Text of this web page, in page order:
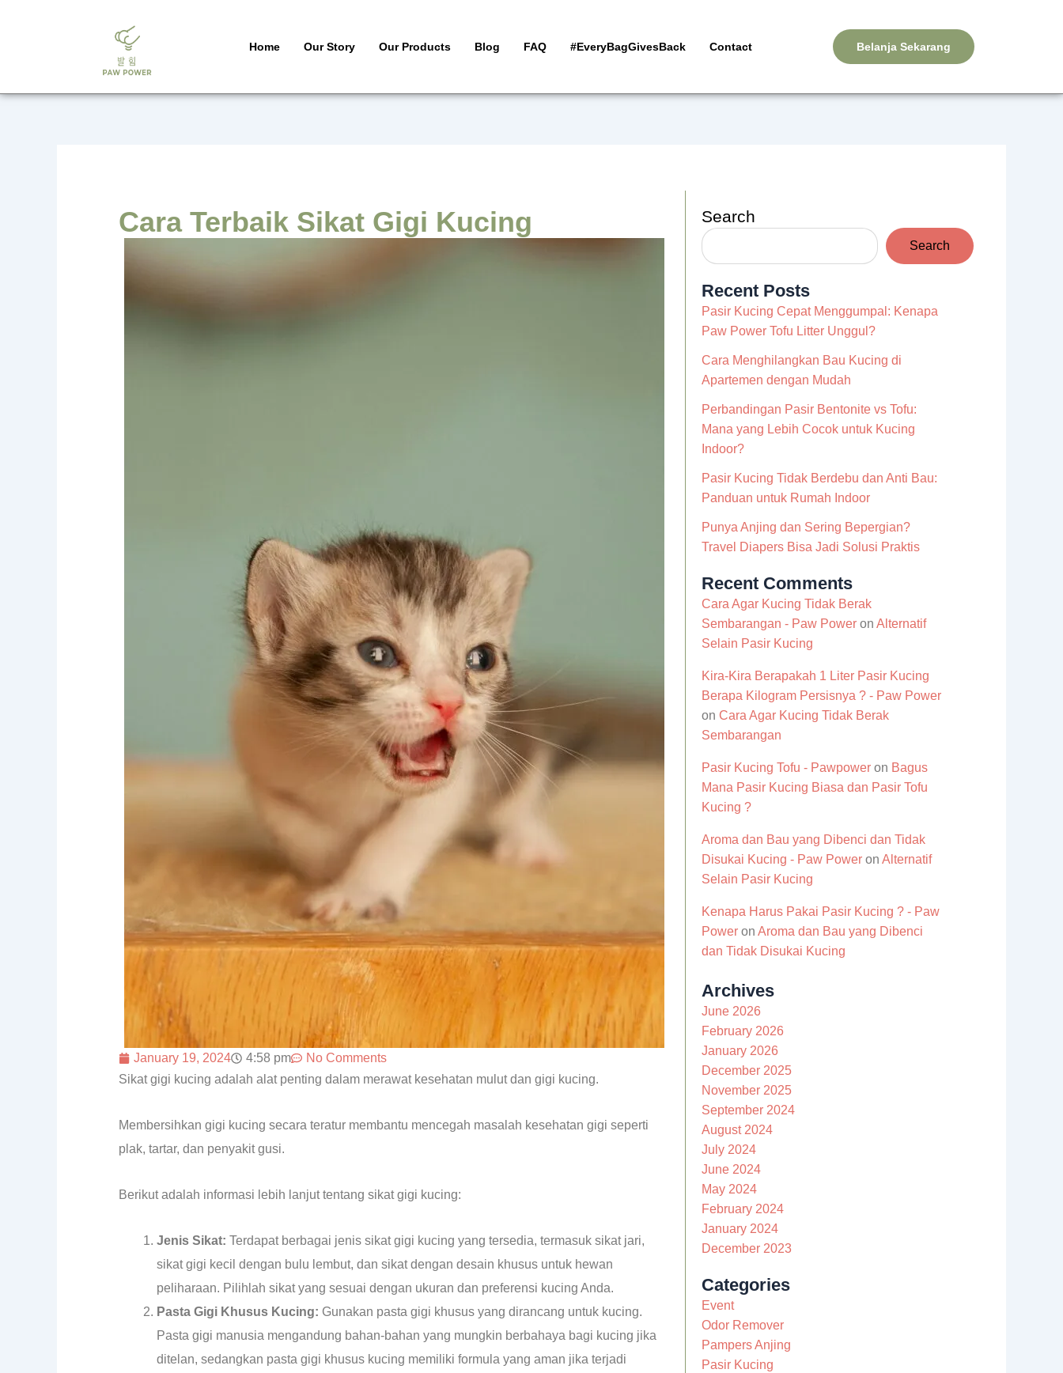
Home Our Story Our Products Blog FAQ #EveryBagGivesBack Contact Belanja Sekarang
Cara Terbaik Sikat Gigi Kucing
January 19, 2024 4:58 pm
No Comments
Sikat gigi kucing adalah alat penting dalam merawat kesehatan mulut dan gigi kucing.
Membersihkan gigi kucing secara teratur membantu mencegah masalah kesehatan gigi seperti
plak, tartar, dan penyakit gusi.
Berikut adalah informasi lebih lanjut tentang sikat gigi kucing:
Jenis Sikat: Terdapat berbagai jenis sikat gigi kucing yang tersedia, termasuk sikat jari,
sikat gigi kecil dengan bulu lembut, dan sikat dengan desain khusus untuk hewan
peliharaan. Pilihlah sikat yang sesuai dengan ukuran dan preferensi kucing Anda.
Pasta Gigi Khusus Kucing: Gunakan pasta gigi khusus yang dirancang untuk kucing.
Pasta gigi manusia mengandung bahan-bahan yang mungkin berbahaya bagi kucing jika
ditelan, sedangkan pasta gigi khusus kucing memiliki formula yang aman jika terjadi
Search
Search
Recent Posts
Pasir Kucing Cepat Menggumpal: Kenapa
Paw Power Tofu Litter Unggul?
Cara Menghilangkan Bau Kucing di
Apartemen dengan Mudah
Perbandingan Pasir Bentonite vs Tofu:
Mana yang Lebih Cocok untuk Kucing
Indoor?
Pasir Kucing Tidak Berdebu dan Anti Bau:
Panduan untuk Rumah Indoor
Punya Anjing dan Sering Bepergian?
Travel Diapers Bisa Jadi Solusi Praktis
Recent Comments
Cara Agar Kucing Tidak Berak
Sembarangan - Paw Power onAlternatif
Selain Pasir Kucing
Kira-Kira Berapakah 1 Liter Pasir Kucing
Berapa Kilogram Persisnya ? - Paw Power
onCara Agar Kucing Tidak Berak
Sembarangan
Pasir Kucing Tofu - Pawpower on Bagus
Mana Pasir Kucing Biasa dan Pasir Tofu
Kucing ?
Aroma dan Bau yang Dibenci dan Tidak
Disukai Kucing - Paw Power onAlternatif
Selain Pasir Kucing
Kenapa Harus Pakai Pasir Kucing ? - Paw
Power onAroma dan Bau yang Dibenci
dan Tidak Disukai Kucing
Archives
June 2026
February 2026
January 2026
December 2025
November 2025
September 2024
August 2024
July 2024
June 2024
May 2024
February 2024
January 2024
December 2023
Categories
Event
Odor Remover
Pampers Anjing
Pasir Kucing